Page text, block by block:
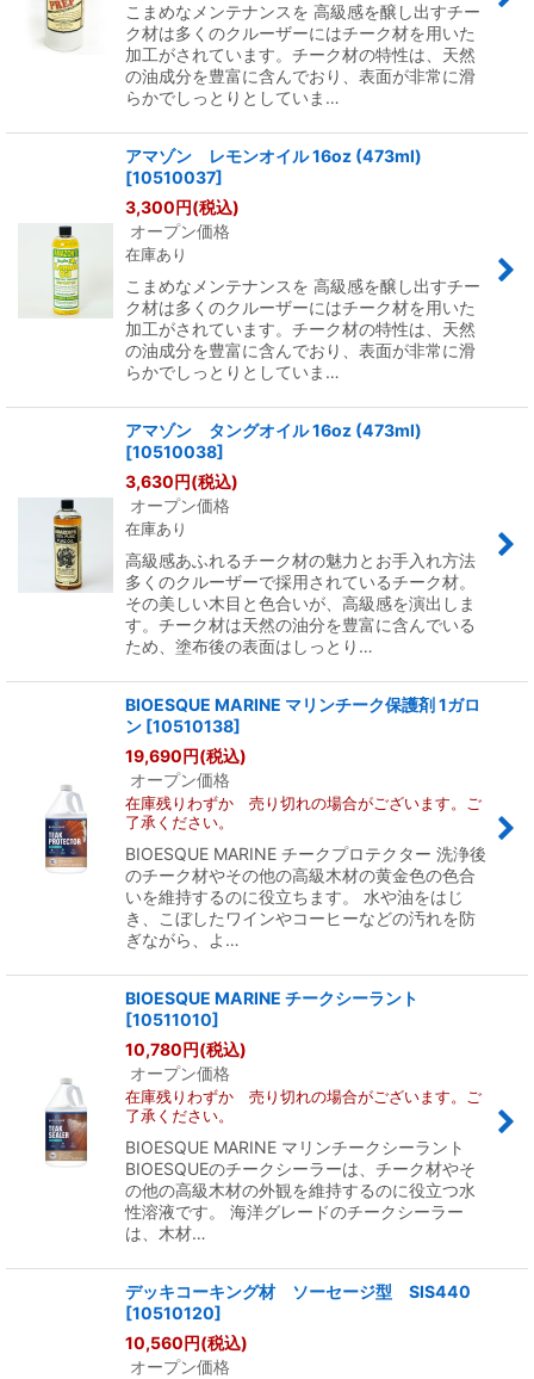
こまめなメンテナンスを 高級感を醸し出すチー
ク材は多くのクルーザーにはチーク材を用いた
加工がされています。チーク材の特性は、天然
の油成分を豊富に含んでおり、表面が非常に滑
らかでしっとりとしていま…
アマゾン レモンオイル 16oz (473ml)
[10510037]
3,300円(税込)
オープン価格
在庫あり
こまめなメンテナンスを 高級感を醸し出すチー
ク材は多くのクルーザーにはチーク材を用いた
加工がされています。チーク材の特性は、天然
の油成分を豊富に含んでおり、表面が非常に滑
らかでしっとりとしていま…
アマゾン タングオイル 16oz (473ml)
[10510038]
3,630円(税込)
オープン価格
在庫あり
高級感あふれるチーク材の魅力とお手入れ方法
多くのクルーザーで採用されているチーク材。
その美しい木目と色合いが、高級感を演出しま
す。チーク材は天然の油分を豊富に含んでいる
ため、塗布後の表面はしっとり…
BIOESQUE MARINE マリンチーク保護剤 1ガロ
ン [10510138]
19,690円(税込)
オープン価格
在庫残りわずか 売り切れの場合がございます。ご
了承ください。
BIOESQUE MARINE チークプロテクター 洗浄後
のチーク材やその他の高級木材の黄金色の色合
いを維持するのに役立ちます。 水や油をはじ
き、こぼしたワインやコーヒーなどの汚れを防
ぎながら、よ…
BIOESQUE MARINE チークシーラント
[10511010]
10,780円(税込)
オープン価格
在庫残りわずか 売り切れの場合がございます。ご
了承ください。
BIOESQUE MARINE マリンチークシーラント
BIOESQUEのチークシーラーは、チーク材やそ
の他の高級木材の外観を維持するのに役立つ水
性溶液です。 海洋グレードのチークシーラー
は、木材…
デッキコーキング材 ソーセージ型 SIS440
[10510120]
10,560円(税込)
オープン価格